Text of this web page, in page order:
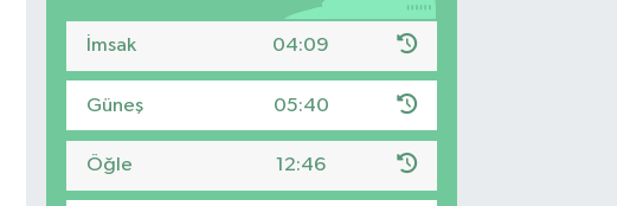
İmsak 04:09
Güneş 05:40
Öğle 12:46